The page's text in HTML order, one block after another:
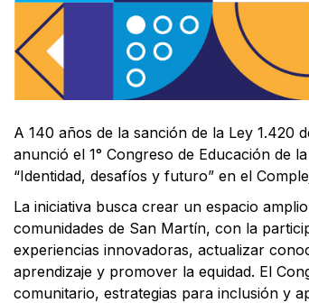
A 140 años de la sanción de la Ley 1.420
anunció el 1° Congreso de Educación de
“Identidad, desafíos y futuro” en el
La iniciativa busca crear un espacio
comunidades de San Martín, con la
experiencias innovadoras, actualizar
aprendizaje y promover la equidad. El
comunitario, estrategias para inclusión y